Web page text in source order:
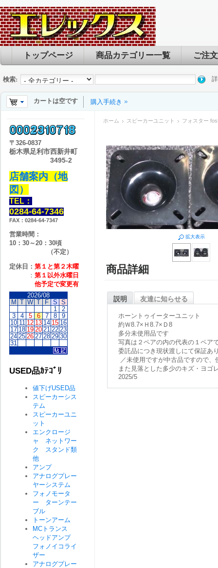
トップページ 商品カテゴリー一覧 ご注
検索:
カートは空です 購入手続き
ホーム スピーカーユニット フォスター
拡大表示
商品詳細
説明 友達に知らせる
ホーントゥイーターユニット
約Ｗ8.7×Ｈ8.7×Ｄ8
多分未使用品です
写真は２ペアの内の代表の１ペア
委託品につき現状渡しにて保証あ
／未使用ですが中古品ですので、
また見落とした多少のキズ・ヨゴ
2025/5
〒 326-0837
栃木県足利市西新井町
3495-2
店舗案内（地
図）
TEL：
0284-64-7346
FAX：0284-64-7347
営業時間：
10：30～20：30頃
（不定）
定休日： 第１と第２木曜
： 第１以外水曜日
他予定で変更有
2026/08
M T W T F S S
1
2
3
4 5 6 7 8
9
10 11 12 13 14 15 16
17 18 19 20 21 22 23
24 25 26 27 28 29 30
31
USED品ｶﾃｺﾞﾘ
値下げUSED品
スピーカーシス
テム
スピーカーユニ
ット
エンクロージ
ャ ネットワー
ク スタンド類
他
アンプ
アナログプレー
ヤーシステム
フォノモータ
ー ターンテー
ブル
トーンアーム
MCトランス
ヘッドアンプ
フォノイコライ
ザー
アナログプレー